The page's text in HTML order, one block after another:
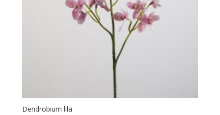
Dendrobium lila